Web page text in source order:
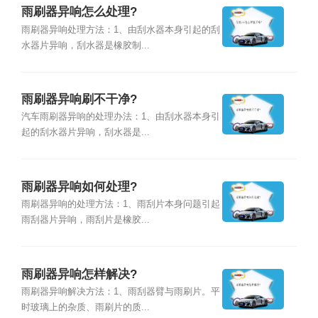
雨刷器异响怎么处理?
雨刷器异响处理方法：1、由刮水器本身引起的刮
水器片异响，刮水器是橡胶制...
雨刷器异响刷不干净?
汽车雨刷器异响的处理办法：1、由刮水器本身引
起的刮水器片异响，刮水器是...
雨刷器异响如何处理?
雨刷器异响的处理方法：1、雨刮片本身问题引起
雨刮器片异响，雨刮片是橡胶...
雨刷器异响怎样解决?
雨刷器异响解决方法：1、雨刮器臂与雨刷片。平
时玻璃上的杂质、雨刷片的质...